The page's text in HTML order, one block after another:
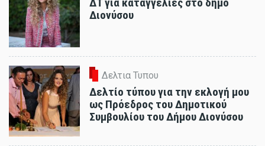
Διονύσου
Δελτια Τυπου
Δελτίο τύπου για την εκλογή μου
ως Πρόεδρος του Δημοτικού
Συμβουλίου του Δήμου Διονύσου